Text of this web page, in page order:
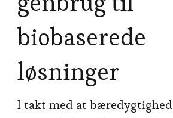
biobaserede
løsninger
I takt med at